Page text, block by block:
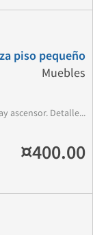
piso pequeño
Muebles
ascensor. Detalle...
¤400.00